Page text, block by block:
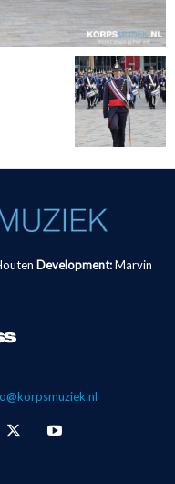
Development: Marvin